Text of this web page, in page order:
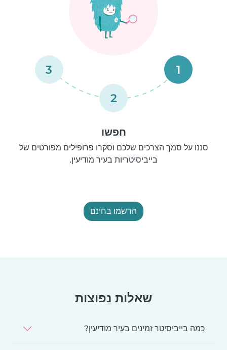
1
2
3
חפשו
סננו על סמך הצרכים שלכם וסקרו פרופילים מפורטים של
בייביסיטריות בעיר מודיעין.
הרשמו בחינם
שאלות נפוצות
כמה בייביסיטר זמינים בעיר מודיעין?